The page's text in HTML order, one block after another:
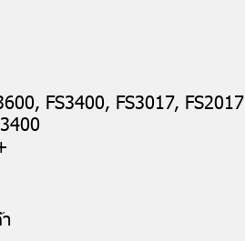
FS3400, FS3017, FS2017